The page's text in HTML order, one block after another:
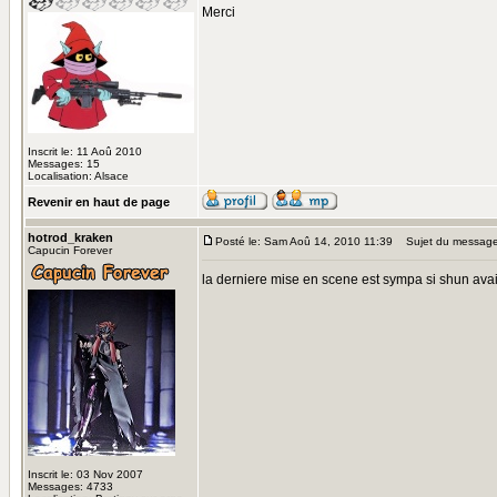
Inscrit le: 11 Aoû 2010
Messages: 15
Localisation: Alsace
Merci
Revenir en haut de page
hotrod_kraken
Capucin Forever
Inscrit le: 03 Nov 2007
Messages: 4733
Posté le: Sam Aoû 14, 2010 11:39 Sujet du
la derniere mise en scene est sympa si shun